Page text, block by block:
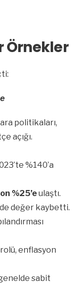
Örnekler
politikaları,
açığı.
%140’a
%25’eulaştı.
değer kaybetti.
enflasyon
sabit